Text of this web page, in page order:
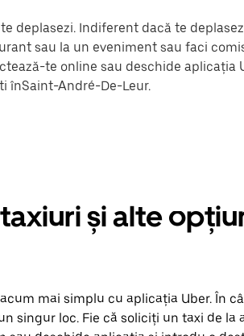
deplasezi. Indiferent dacă te
sau la un eveniment sau faci
te online sau deschide aplicația
înSaint-André-De-Leur.
și alte
mai simplu cu aplicația Uber. În
singur loc. Fie că soliciți un taxi de la